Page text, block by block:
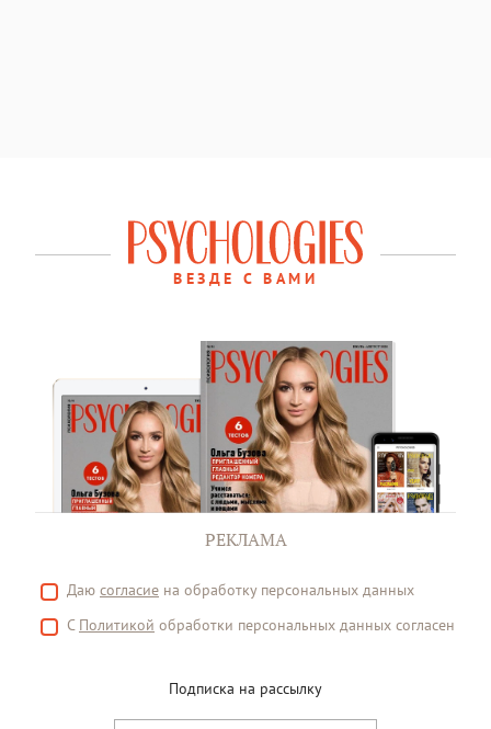
ВЕЗДЕ С ВАМИ
РЕКЛАМА
Даю согласие на обработку персональных данных
С Политикой обработки персональных данных согласен
Подписка на рассылку